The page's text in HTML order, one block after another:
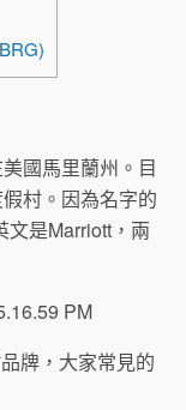
國馬里蘭州。目
村。因為名字的
文是Marriott，兩
牌，大家常見的